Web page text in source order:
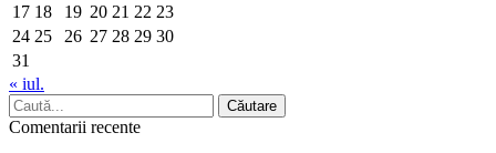
17 18 19 20 21 22 23
24 25 26 27 28 29 30
31
« iul.
Comentarii recente